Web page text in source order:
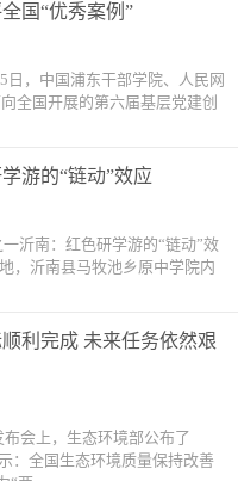
国“优秀案例”
，中国浦东干部学院、人民网
全国开展的第六届基层党建创
游的“链动”效应
沂南：红色研学游的“链动”效
，沂南县马牧池乡原中学院内
利完成 未来任务依然艰
会上，生态环境部公布了
：全国生态环境质量保持改善